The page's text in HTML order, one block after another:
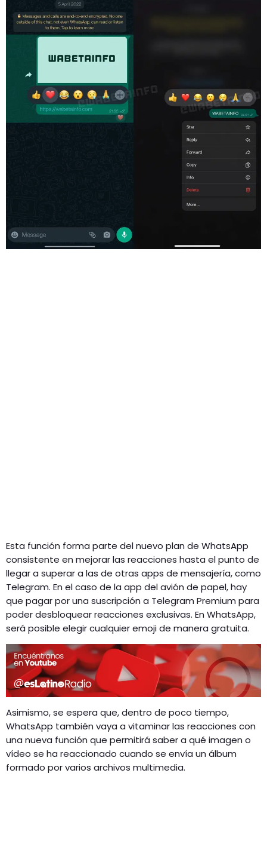
Esta función forma parte del nuevo plan de WhatsApp
consistente en mejorar las reacciones hasta el punto de
llegar a superar a las de otras apps de mensajería, como
Telegram. En el caso de la app del avión de papel, hay
que pagar por una suscripción a Telegram Premium para
poder desbloquear reacciones exclusivas. En WhatsApp,
será posible elegir cualquier emoji de manera gratuita.
Asimismo, se espera que, dentro de poco tiempo,
WhatsApp también vaya a vitaminar las reacciones con
una nueva función que permitirá saber a qué imagen o
vídeo se ha reaccionado cuando se envía un álbum
formado por varios archivos multimedia.